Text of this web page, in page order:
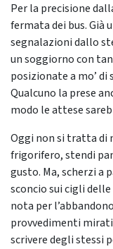
Per la precisione
fermata dei bus. Già
segnalazioni dallo
un soggiorno con
posizionate a mo’
Qualcuno la prese
modo le attese
Oggi non si tratta di
frigorifero, stendi
gusto. Ma, scherzi a
sconcio sui cigli
nota per
provvedimenti
scrivere degli stessi